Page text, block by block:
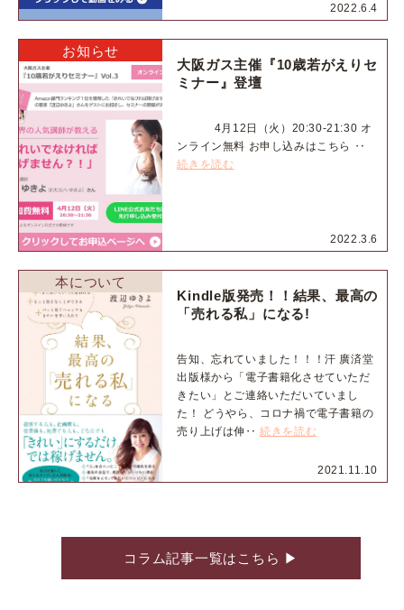
2022.6.4
お知らせ
2022.3.6
大阪ガス主催『10歳若がえりセ
ミナー』登壇
4月12日（火）20:30-21:30 オ
ンライン無料 お申し込みはこちら ‥
続きを読む
本について
2021.11.10
Kindle版発売！！結果、最高の
「売れる私」になる!
告知、忘れていました！！！汗 廣済堂
出版様から「電子書籍化させていただ
きたい」とご連絡いただいていまし
た！ どうやら、コロナ禍で電子書籍の
売り上げは伸‥続きを読む
コラム記事一覧はこちら ▶